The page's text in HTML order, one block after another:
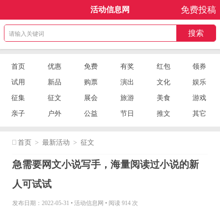
活动信息网 免费投稿
首页 优惠 免费 有奖 红包 领券
试用 新品 购票 演出 文化 娱乐
征集 征文 展会 旅游 美食 游戏
亲子 户外 公益 节日 推文 其它
首页 > 最新活动 > 征文
急需要网文小说写手，海量阅读过小说的新
人可试试
发布日期：2022-05-31 • 活动信息网 • 阅读 914 次